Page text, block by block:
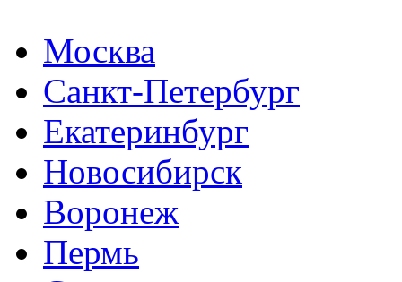
Москва
Санкт-Петербург
Екатеринбург
Новосибирск
Воронеж
Пермь